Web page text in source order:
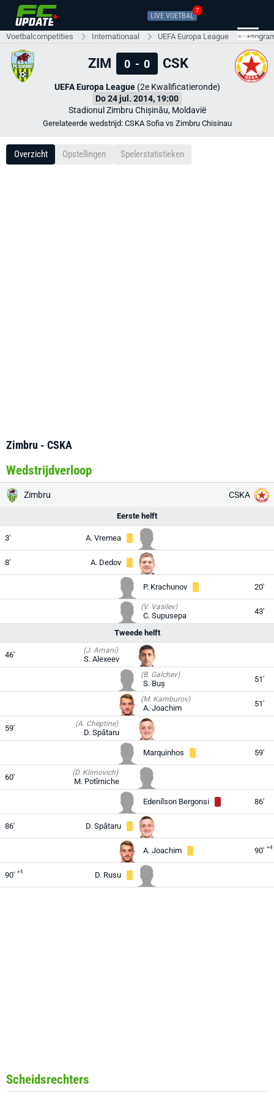
LIVE VOETBAL
7
Voetbalcompetities Internationaal UEFA Europa League
ZIM 0 - 0 CSK
UEFA Europa League(2e Kwalificatieronde)
Do 24 jul. 2014, 19:00
Stadionul Zimbru Chișinău, Moldavië
Gerelateerde wedstrijd: CSKA Sofia vs Zimbru Chisinau
Overzicht Opstellingen Spelerstatistieken
Zimbru - CSKA
Wedstrijdverloop
Zimbru CSKA
Eerste helft
3' A. Vremea
8' A. Dedov
P. Krachunov 20'
(V. Vasilev)
C. Supusepa 43'
Tweede helft
46' (J. Amani)
S. Alexeev
(B. Galchev)
S. Buș 51'
(M. Kamburov)
A. Joachim 51'
59' (A. Cheptine)
D. Spătaru
Marquinhos 59'
60' (D. Klimovich)
M. Potîrniche
Edenílson Bergonsi 86'
86' D. Spătaru
A. Joachim 90' +4
90' +5 D. Rusu
Scheidsrechters